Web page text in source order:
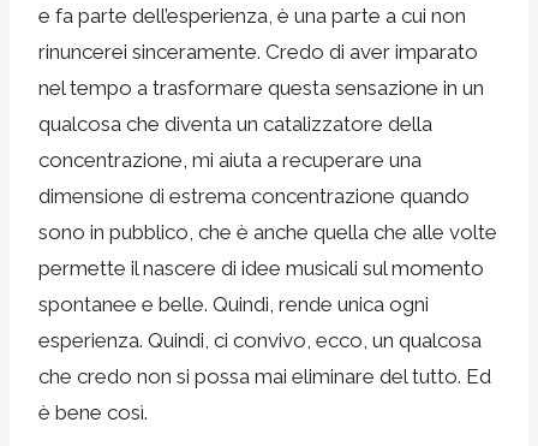
e fa parte dell’esperienza, è una parte a cui non
rinuncerei sinceramente. Credo di aver imparato
nel tempo a trasformare questa sensazione in un
qualcosa che diventa un catalizzatore della
concentrazione, mi aiuta a recuperare una
dimensione di estrema concentrazione quando
sono in pubblico, che è anche quella che alle volte
permette il nascere di idee musicali sul momento
spontanee e belle. Quindi, rende unica ogni
esperienza. Quindi, ci convivo, ecco, un qualcosa
che credo non si possa mai eliminare del tutto. Ed
è bene così.